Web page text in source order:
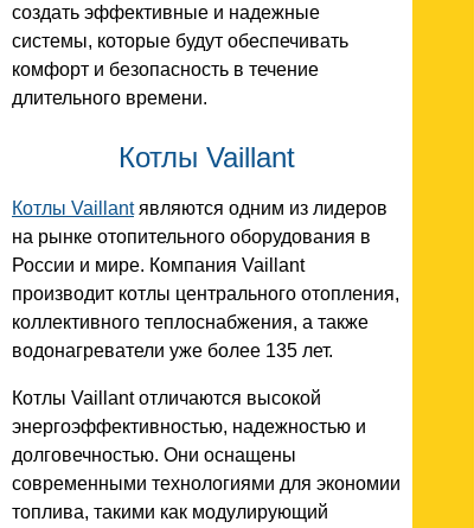
создать эффективные и надежные
системы, которые будут обеспечивать
комфорт и безопасность в течение
длительного времени.
Котлы Vaillant
Котлы Vaillantявляются одним из лидеров
на рынке отопительного оборудования в
России и мире. Компания Vaillant
производит котлы центрального отопления,
коллективного теплоснабжения, а также
водонагреватели уже более 135 лет.
Котлы Vaillant отличаются высокой
энергоэффективностью, надежностью и
долговечностью. Они оснащены
современными технологиями для экономии
топлива, такими как модулирующий